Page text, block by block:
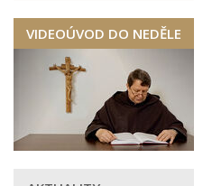
VIDEOÚVOD DO NEDĚLE